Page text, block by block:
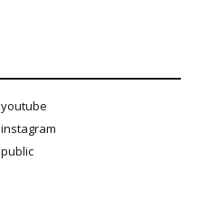
youtube
instagram
public